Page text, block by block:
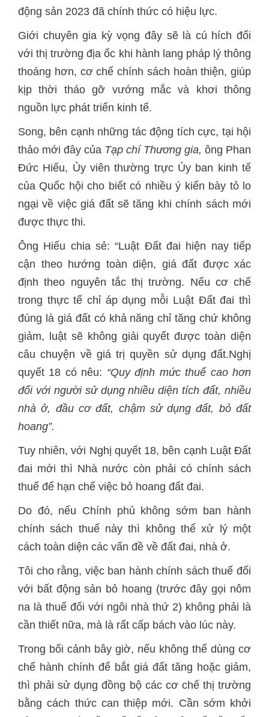
động sản 2023 đã chính thức có hiệu lực.
Giới chuyên gia kỳ vọng đây sẽ là cú hích đối
với thị trường địa ốc khi hành lang pháp lý thông
thoáng hơn, cơ chế chính sách hoàn thiện, giúp
kịp thời tháo gỡ vướng mắc và khơi thông
nguồn lực phát triển kinh tế.
Song, bên cạnh những tác động tích cực, tại hội
thảo mới đây của Tạp chí Thương gia, ông Phan
Đức Hiếu, Ủy viên thường trực Ủy ban kinh tế
của Quốc hội cho biết có nhiều ý kiến bày tỏ lo
ngại về việc giá đất sẽ tăng khi chính sách mới
được thực thi.
Ông Hiếu chia sẻ: “Luật Đất đai hiện nay tiếp
cận theo hướng toàn diện, giá đất được xác
định theo nguyên tắc thị trường. Nếu cơ chế
trong thực tế chỉ áp dụng mỗi Luật Đất đai thì
đúng là giá đất có khả năng chỉ tăng chứ không
giảm, luật sẽ không giải quyết được toàn diện
câu chuyện về giá trị quyền sử dụng đất.Nghị
quyết 18 có nêu: “Quy định mức thuế cao hơn
đối với người sử dụng nhiều diện tích đất, nhiều
nhà ở, đầu cơ đất, chậm sử dụng đất, bỏ đất
hoang”.
Tuy nhiên, với Nghị quyết 18, bên cạnh Luật Đất
đai mới thì Nhà nước còn phải có chính sách
thuế để hạn chế việc bỏ hoang đất đai.
Do đó, nếu Chính phủ không sớm ban hành
chính sách thuế này thì không thể xử lý một
cách toàn diện các vấn đề về đất đai, nhà ở.
Tôi cho rằng, việc ban hành chính sách thuế đối
với bất động sản bỏ hoang (trước đây gọi nôm
na là thuế đối với ngôi nhà thứ 2) không phải là
cần thiết nữa, mà là rất cấp bách vào lúc này.
Trong bối cảnh bây giờ, nếu không thể dùng cơ
chế hành chính để bắt giá đất tăng hoặc giảm,
thì phải sử dụng đồng bộ các cơ chế thị trường
bằng cách thức can thiệp mới. Cần sớm khởi